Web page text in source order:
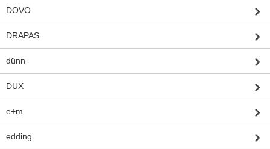
DOVO
DRAPAS
dünn
DUX
e+m
edding